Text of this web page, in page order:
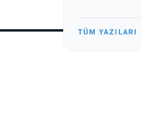
TÜM YAZILARI